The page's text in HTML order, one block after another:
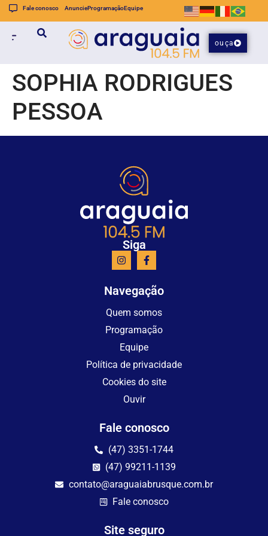
Fale conosco AnuncieProgramaçãoEquipe
ouça
SOPHIA RODRIGUES
PESSOA
Siga
Navegação
Quem somos
Programação
Equipe
Política de privacidade
Cookies do site
Ouvir
Fale conosco
(47) 3351-1744
(47) 99211-1139
contato@araguaiabrusque.com.br
Fale conosco
Site seguro